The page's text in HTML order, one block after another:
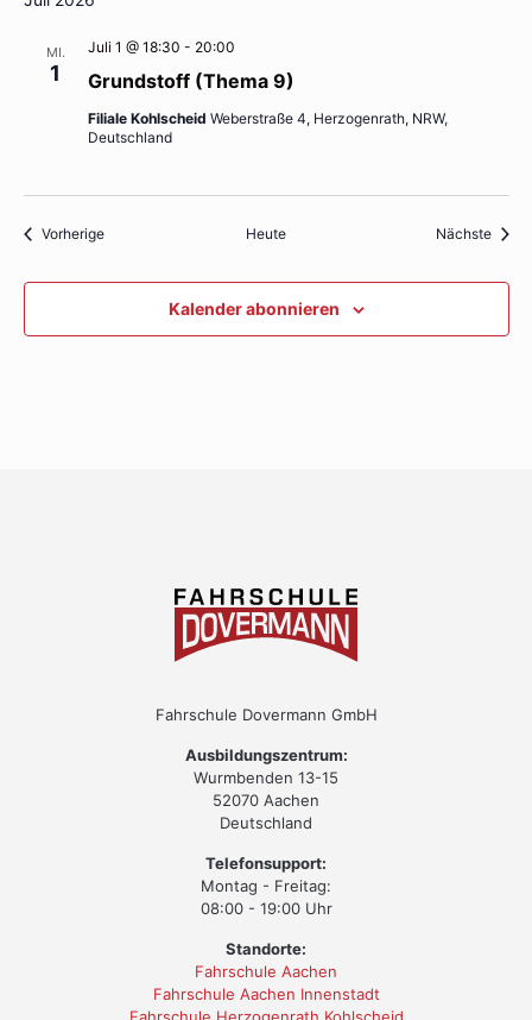
MI.
1 Grundstoff (Thema 9)
Juli 1 @ 18:30 - 20:00
Filiale Kohlscheid Weberstraße 4, Herzogenrath, NRW,
Deutschland
VorherigeVeranstaltungen Heute Nächste
Kalender abonnieren
Fahrschule Dovermann GmbH
Ausbildungszentrum:
Wurmbenden 13-15
52070 Aachen
Deutschland
Telefonsupport:
Montag - Freitag:
08:00 - 19:00 Uhr
Standorte:
Fahrschule Aachen
Fahrschule Aachen Innenstadt